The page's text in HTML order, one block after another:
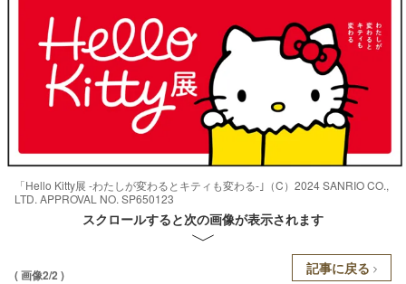
「Hello Kitty展 -わたしが変わるとキティも変わる-｣（C）2024 SANRIO CO.,
LTD. APPROVAL NO. SP650123
スクロールすると次の画像が表示されます
( 画像2/2 ) 記事に戻る